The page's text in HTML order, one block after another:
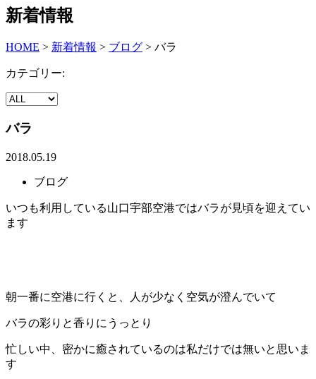
新着情報
HOME > 新着情報 > ブログ > バラ
カテゴリー:
バラ
2018.05.19
ブログ
いつも利用している山口宇部空港ではバラが見頃を迎えてい
ます
朝一番に空港に行くと、人が少なく空気が澄んでいて
バラの彩りと香りにうっとり
忙しい中、密かに癒されているのは私だけでは無いと思いま
す